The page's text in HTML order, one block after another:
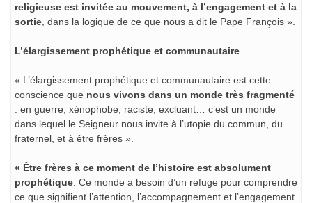
religieuse est invitée au mouvement, à l’engagement et à la
sortie , dans la logique de ce que nous a dit le Pape François ».
L’élargissement prophétique et communautaire
« L’élargissement prophétique et communautaire est cette
conscience que nous vivons dans un monde très fragmenté
: en guerre, xénophobe, raciste, excluant… c’est un monde
dans lequel le Seigneur nous invite à l’utopie du commun, du
fraternel, et à être frères ».
« Être frères à ce moment de l’histoire est absolument
prophétique . Ce monde a besoin d’un refuge pour comprendre
ce que signifient l’attention, l’accompagnement et l’engagement